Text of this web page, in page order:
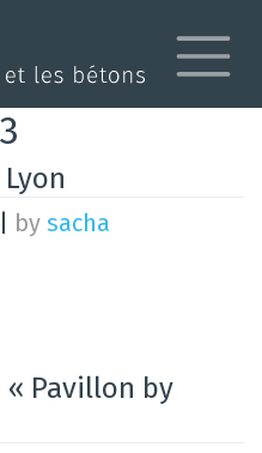
by sacha
Pavillon by